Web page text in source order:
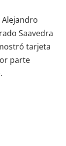
Alejandro
Saavedra
tarjeta
parte